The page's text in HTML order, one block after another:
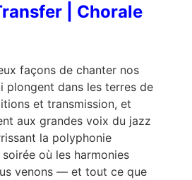
| Chorale
façons de chanter nos
plongent dans les terres de
et transmission, et
aux grandes voix du jazz
la polyphonie
soirée où les harmonies
venons — et tout ce que